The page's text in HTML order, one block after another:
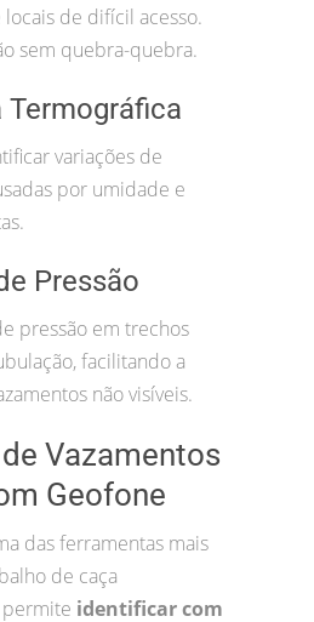
de difícil acesso.
sem quebra-quebra.
Termográfica
variações de
por umidade e
Pressão
pressão em trechos
facilitando a
não visíveis.
Vazamentos
Geofone
das ferramentas mais
de caça
permite identificar com